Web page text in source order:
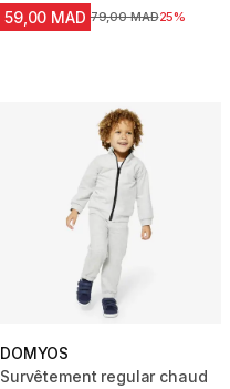
59,00 MAD Prix avant la réduction
79,00 MAD25%
DOMYOS
Survêtement regular chaud